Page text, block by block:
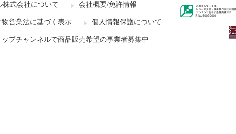
株式会社について 会社概要/免許情報
物営業法に基づく表示 個人情報保護について
ップチャンネルで商品販売希望の事業者募集中